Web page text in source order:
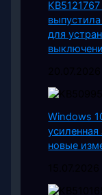
для
Windows
новые